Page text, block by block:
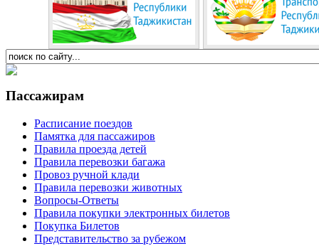
Пассажирам
Расписание поездов
Памятка для пассажиров
Правила проезда детей
Правила перевозки багажа
Провоз ручной клади
Правила перевозки животных
Вопросы-Ответы
Правила покупки электронных билетов
Покупка Билетов
Представительство за рубежом